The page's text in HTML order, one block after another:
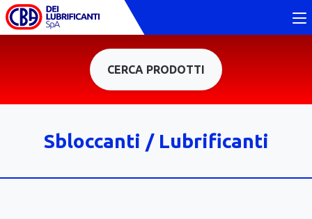
CERCA PRODOTTI
Sbloccanti / Lubrificanti